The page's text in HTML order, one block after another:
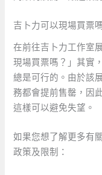
吉卜力可以現場買票
在前往吉卜力工作室
現場買票嗎？」其實
總是可行的。由於該
務都會提前售罄，因
這樣可以避免失望。
如果您想了解更多有
政策及限制：